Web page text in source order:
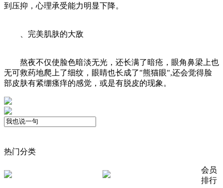
到压抑，心理承受能力明显下降。
、完美肌肤的大敌
熬夜不仅使脸色暗淡无光，还长满了暗疮，眼角鼻梁上也
无可救药地爬上了细纹，眼睛也长成了"熊猫眼",还会觉得脸
部皮肤有紧绷瘙痒的感觉，或是有脱皮的现象。
热门分类
会员
排行